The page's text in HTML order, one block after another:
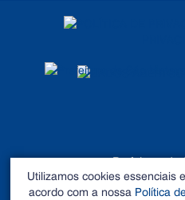
Prefeitura de
©2026 - Todos os
Endereço: Rua Alberto
Utilizamos cookies essenciais
acordo com a nossa Política